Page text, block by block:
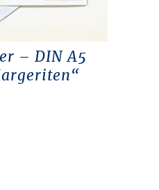
– DIN A5